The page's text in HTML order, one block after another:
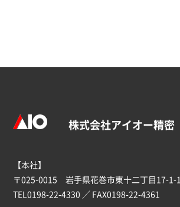
株式会社アイオー精密
【本社】
〒025-0015 岩手県花巻市東十二丁目17-1-1
TEL0198-22-4330 ／ FAX0198-22-4361